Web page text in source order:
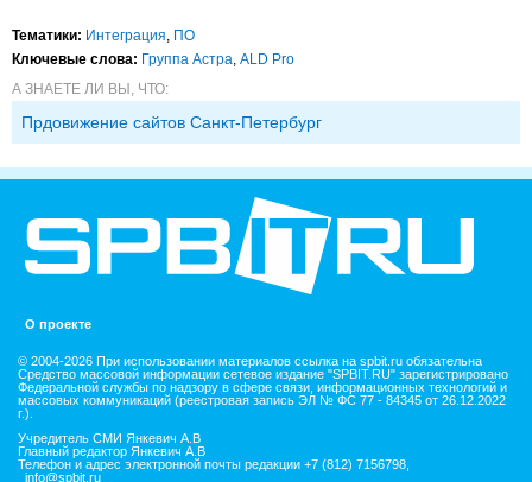
Тематики: Интеграция, ПО
Ключевые слова: Группа Астра, ALD Pro
А ЗНАЕТЕ ЛИ ВЫ, ЧТО:
Прдовижение сайтов Санкт-Петербург
О проекте
© 2004-2026 При использовании материалов ссылка на spbit.ru обязательна
Средство массовой информации сетевое издание "SPBIT.RU" зарегистрировано
Федеральной службы по надзору в сфере связи, информационных технологий и
массовых коммуникаций (реестровая запись ЭЛ № ФС 77 - 84345 от 26.12.2022
г.).
Учредитель СМИ Янкевич А.В
Главный редактор Янкевич А.В
Телефон и адрес электронной почты редакции +7 (812) 7156798,
info@spbit.ru